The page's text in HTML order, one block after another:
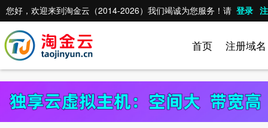
您好，欢迎来到淘金云（2014-2026）我们竭诚为您服务！请 登录
注册域名
首页